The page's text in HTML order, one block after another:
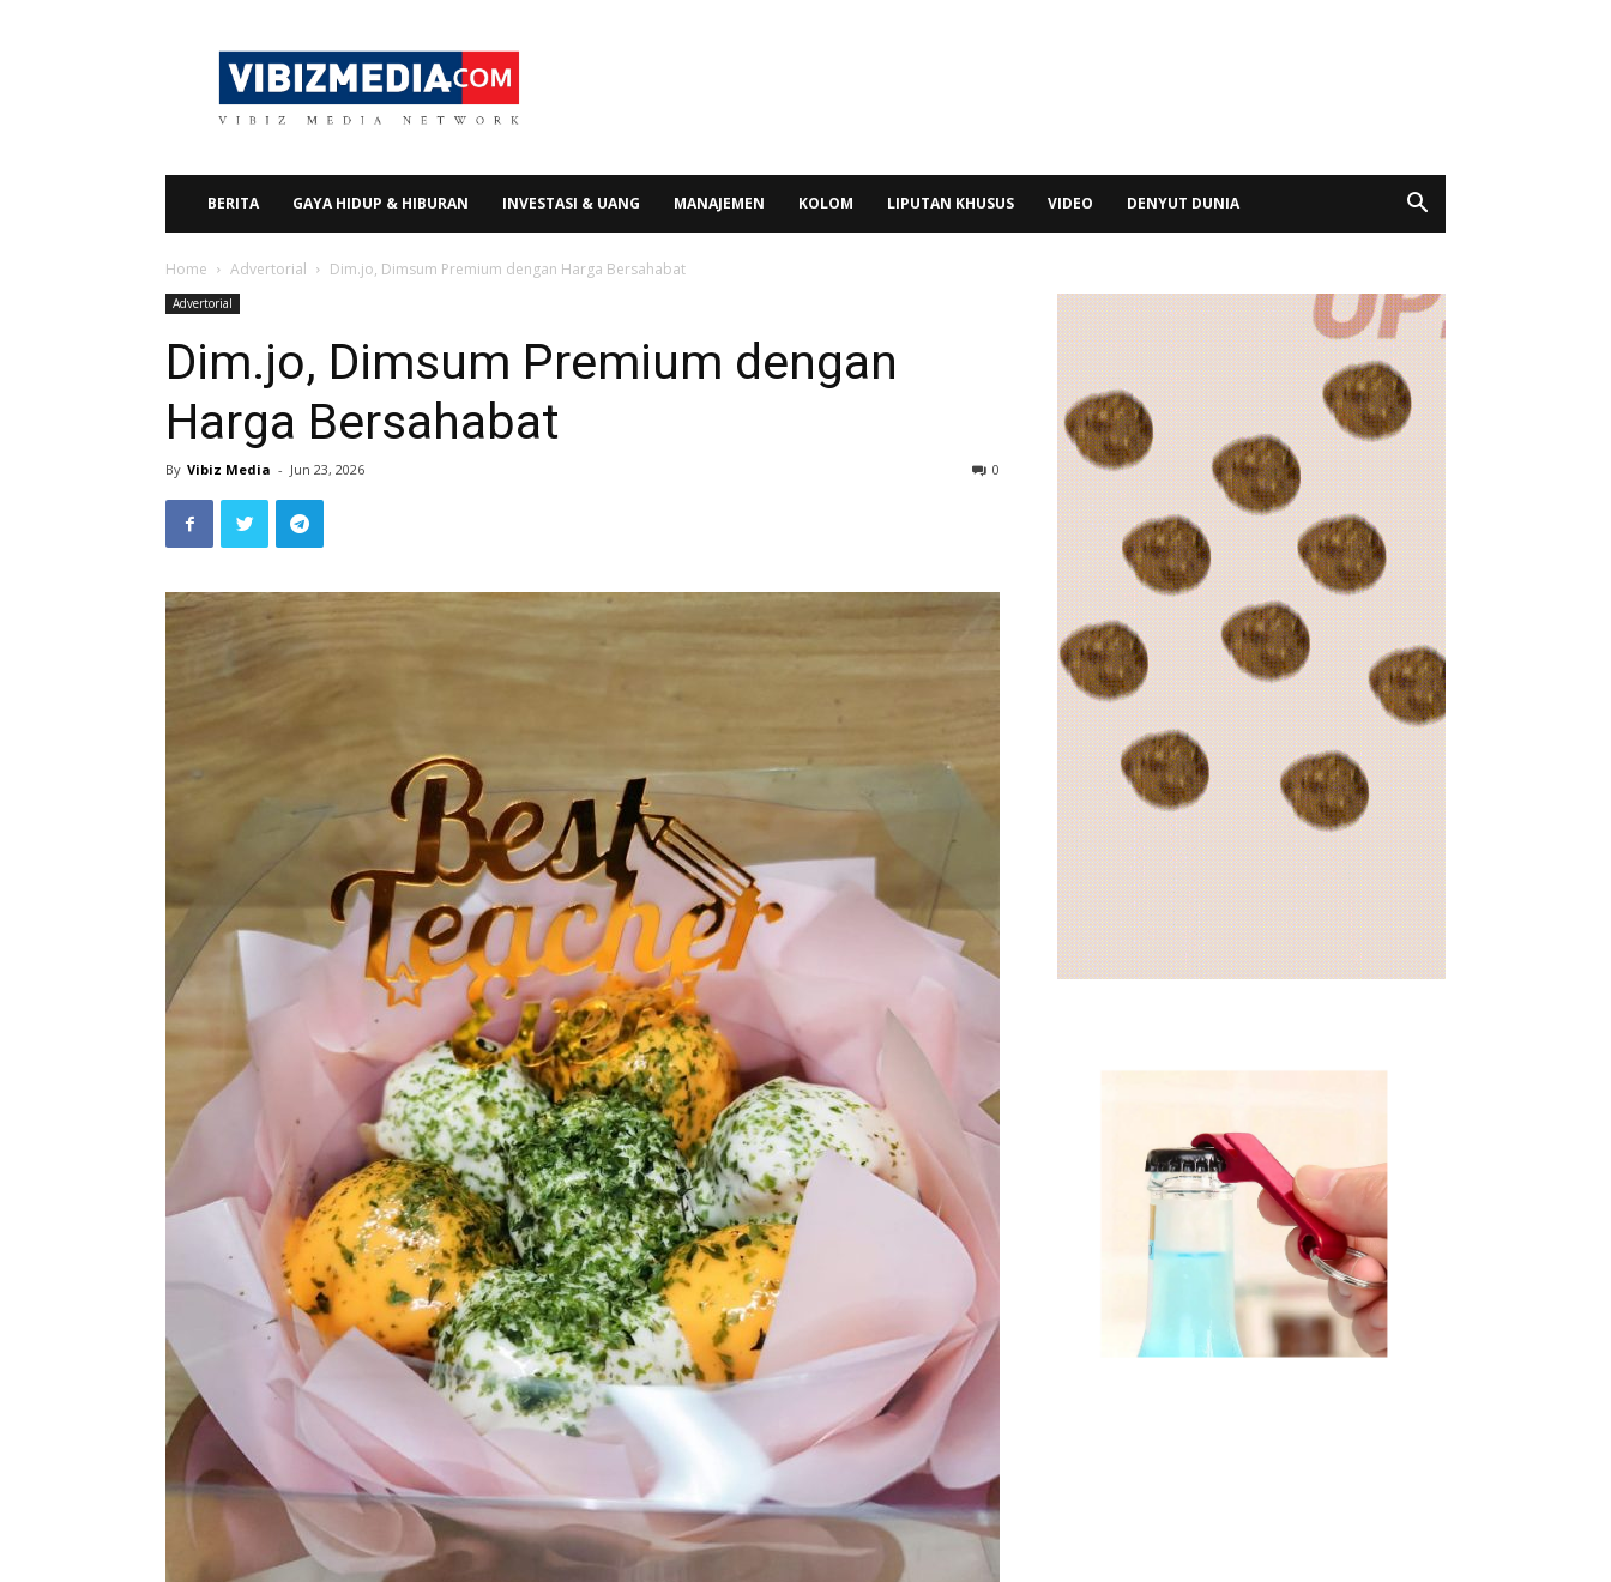
Vibizmedia.com
BERITA GAYA HIDUP & HIBURAN INVESTASI & UANG MANAJEMEN KOLOM LIPUTAN KHUSUS VIDEO DENYUT DUNIA
Home Advertorial Dim.jo, Dimsum Premium dengan Harga Bersahabat
Advertorial
Dim.jo, Dimsum Premium dengan
Harga Bersahabat
By Vibiz Media - Jun 23, 2026 0